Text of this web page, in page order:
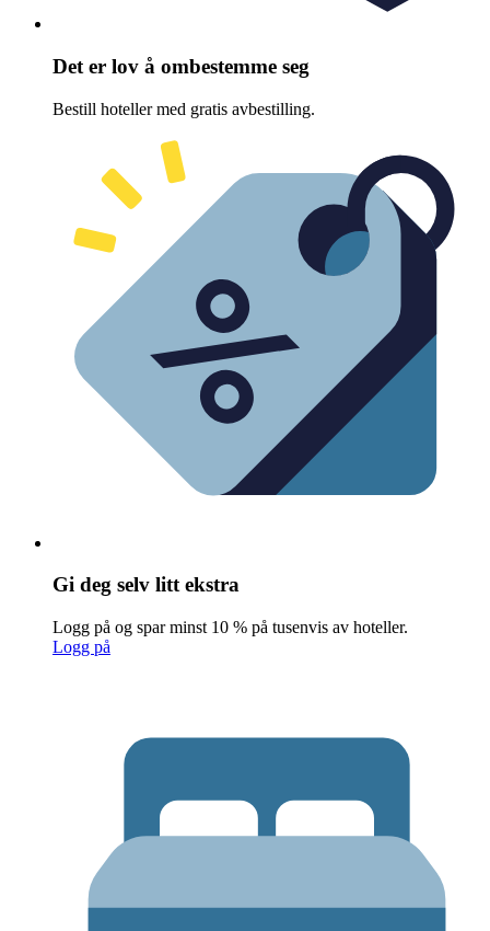
Det er lov å ombestemme seg
Bestill hoteller med gratis avbestilling.
Gi deg selv litt ekstra
Logg på og spar minst 10 % på tusenvis av hoteller.
Logg på